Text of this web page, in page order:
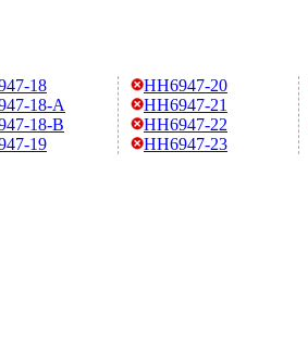
18
18-A
18-B
19
HH6947-20
HH6947-21
HH6947-22
HH6947-23